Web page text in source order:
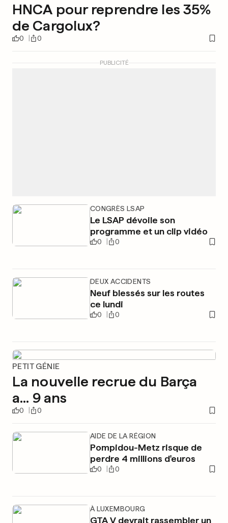
HNCA pour reprendre les 35%
de Cargolux?
0 0
CONGRÈS LSAP
Le LSAP dévoile son
programme et un clip vidéo
0 0
DEUX ACCIDENTS
Neuf blessés sur les routes
ce lundi
0 0
PUBLICITÉ
PETIT GÉNIE
La nouvelle recrue du Barça
a... 9 ans
0 0
AIDE DE LA RÉGION
Pompidou-Metz risque de
perdre 4 millions d'euros
0 0
À LUXEMBOURG
GTA V devrait rassembler un